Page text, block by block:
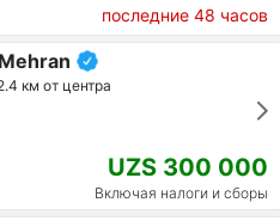
последние 48 часов
км от центра
UZS 300 000
Включая налоги и сборы